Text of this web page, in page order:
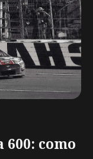
600: como